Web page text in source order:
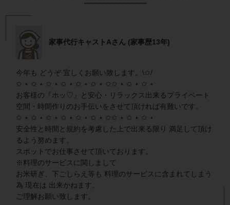
家事代行キャストAさん (家事歴13年)
今年も どうぞ 宜しくお願い致します。\✩/
✩ ⋆ ✩ ⋆ ✩ ⋆ ✩ ⋆ ✩ ⋆ ✩ ⋆ ✩ ✩ ⋆ ✩ ⋆ ✩ ⋆
お客様の『ホッ♡』と安心・リラックス出来るプライベート
空間・時間作りのお手伝いをさせて頂ければ有難いです。
✩ ⋆ ✩ ⋆ ✩ ⋆ ✩ ⋆ ✩ ⋆ ✩ ⋆ ✩ ✩ ⋆ ✩ ⋆ ✩ ⋆
安全性と時間と規約を考慮した上で出来る限り 満足して頂け
るよう努めます。
スポットでお仕事させて頂いております。
※料理のサービスに関しまして
お米研ぎ、下ごしらえ等も 料理のサービスに含まれてしまう
為 現在は 出来かねます。
ご理解お願い致します。